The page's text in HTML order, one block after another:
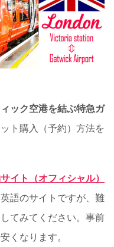
ック空港を結ぶ特急ガ
ト購入（予約）方法を
イト（オフィシャル）
語のサイトですが、難
てみてください。事前
くなります。